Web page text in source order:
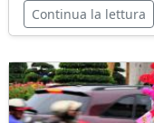
Continua la lettura